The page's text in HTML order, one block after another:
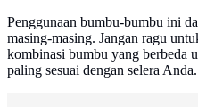
Penggunaan bumbu-bumbu ini
masing-masing. Jangan ragu
kombinasi bumbu yang berbeda
paling sesuai dengan selera Anda.